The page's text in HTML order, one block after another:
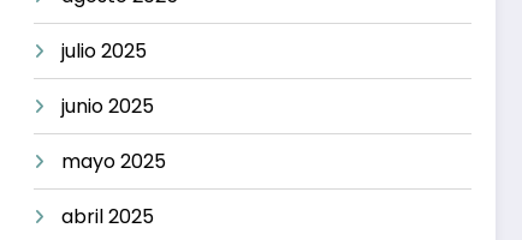
julio 2025
junio 2025
mayo 2025
abril 2025